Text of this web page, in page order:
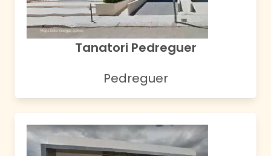
Tanatori Pedreguer
Pedreguer